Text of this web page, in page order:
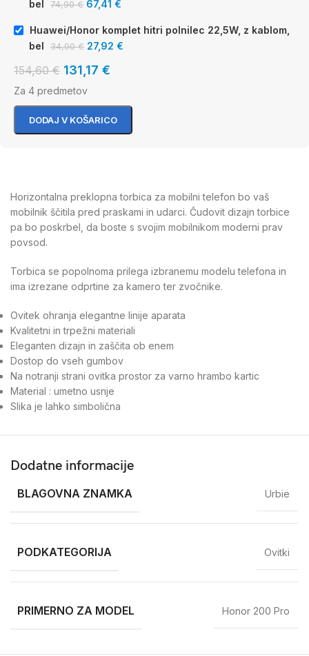
bel
74,90€ 67,41 €
Huawei/Honor komplet hitri polnilec 22,5W, z kablom,
bel
34,90€ 27,92 €
154,60€ 131,17 €
Za 4 predmetov
DODAJ V KOŠARICO
Horizontalna preklopna torbica za mobilni telefon bo vaš
mobilnik ščitila pred praskami in udarci. Čudovit dizajn torbice
pa bo poskrbel, da boste s svojim mobilnikom moderni prav
povsod.
Torbica se popolnoma prilega izbranemu modelu telefona in
ima izrezane odprtine za kamero ter zvočnike.
Ovitek ohranja elegantne linije aparata
Kvalitetni in trpežni materiali
Eleganten dizajn in zaščita ob enem
Dostop do vseh gumbov
Na notranji strani ovitka prostor za varno hrambo kartic
Material : umetno usnje
Slika je lahko simbolična
Dodatne informacije
BLAGOVNA ZNAMKA Urbie
PODKATEGORIJA Ovitki
PRIMERNO ZA MODEL Honor 200 Pro